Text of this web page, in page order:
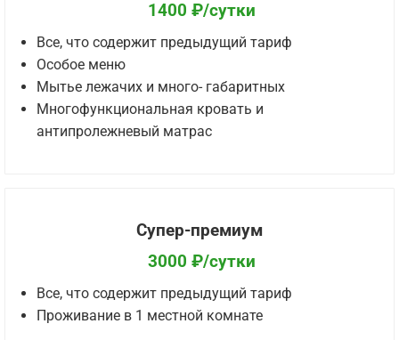
1400 ₽/сутки
Все, что содержит предыдущий тариф
Особое меню
Мытье лежачих и много- габаритных
Многофункциональная кровать и
антипролежневый матрас
Супер-премиум
3000 ₽/сутки
Все, что содержит предыдущий тариф
Проживание в 1 местной комнате